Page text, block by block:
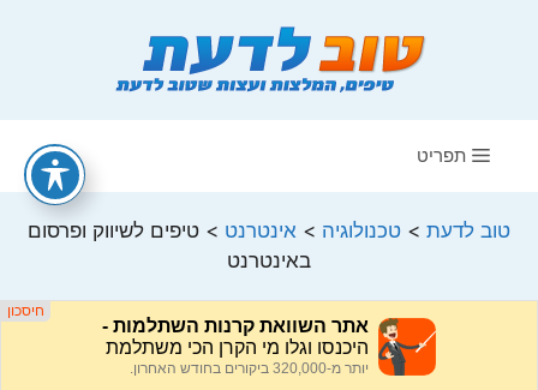
תפריט
טוב לדעת > טכנולוגיה > אינטרנט > טיפים לשיווק ופרסום
באינטרנט